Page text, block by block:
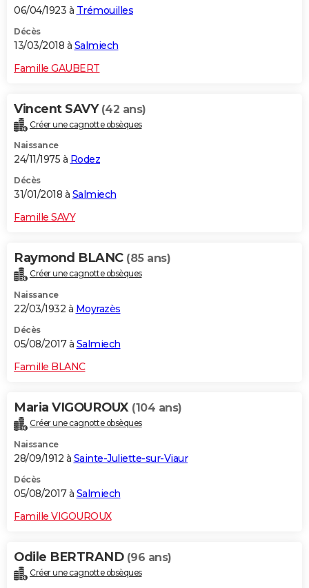
06/04/1923 à Trémouilles
Décès
13/03/2018 à Salmiech
Famille GAUBERT
Vincent SAVY (42 ans)
Créer une cagnotte obsèques
Naissance
24/11/1975 à Rodez
Décès
31/01/2018 à Salmiech
Famille SAVY
Raymond BLANC (85 ans)
Créer une cagnotte obsèques
Naissance
22/03/1932 à Moyrazès
Décès
05/08/2017 à Salmiech
Famille BLANC
Maria VIGOUROUX (104 ans)
Créer une cagnotte obsèques
Naissance
28/09/1912 à Sainte-Juliette-sur-Viaur
Décès
05/08/2017 à Salmiech
Famille VIGOUROUX
Odile BERTRAND (96 ans)
Créer une cagnotte obsèques